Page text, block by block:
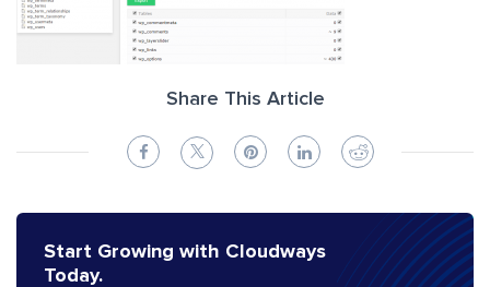
Share This Article
Start Growing with Cloudways
Today.